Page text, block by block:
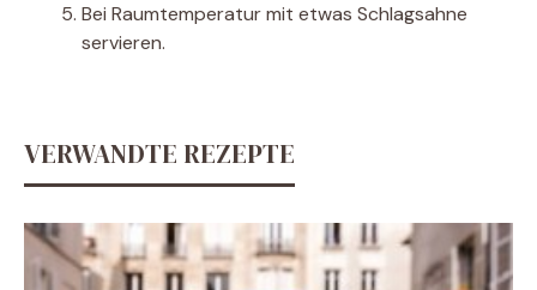
Bei Raumtemperatur mit etwas Schlagsahne
servieren.
VERWANDTE REZEPTE